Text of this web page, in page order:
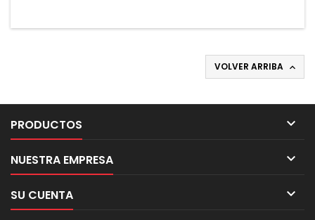
VOLVER ARRIBA 
PRODUCTOS 
NUESTRA EMPRESA 
SU CUENTA 